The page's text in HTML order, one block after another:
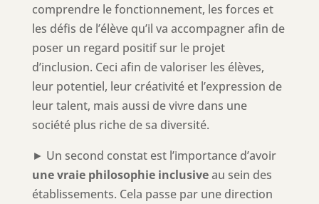
comprendre le fonctionnement, les forces et
les défis de l’élève qu’il va accompagner afin de
poser un regard positif sur le projet
d’inclusion. Ceci afin de valoriser les élèves,
leur potentiel, leur créativité et l’expression de
leur talent, mais aussi de vivre dans une
société plus riche de sa diversité.
► Un second constat est l’importance d’avoir
une vraie philosophie inclusiveau sein des
établissements. Cela passe par une direction